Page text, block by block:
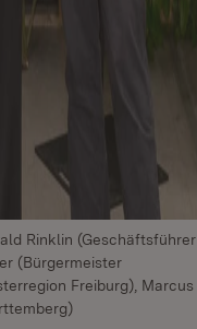
Rinklin (Geschäftsführer
(Bürgermeister
Freiburg), Marcus